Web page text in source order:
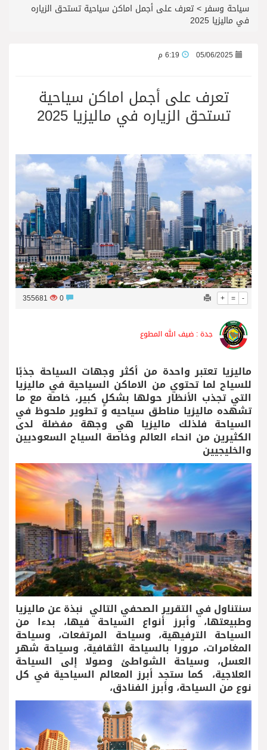
إطلالة شعت وجهة سياحية جديدة وإبهار ساحر على بحر العرب والطبيعة الخلابة في ظفار
من المخيّمات الصيفية إلى المغامرات العائلية…أيامٌ لا تُنسى تجمع العائلة في دبي
سياحة وسفر>تعرف على أجمل اماكن سياحية تستحق الزياره
في ماليزيا 2025
05/06/2025
تعرف على أجمل اماكن سياحية
تستحق الزياره في ماليزيا 2025
+ = -
355681
جدة : ضيف الله المطوع
ماليزيا تعتبر واحدة من أكثر وجهات السياحة جذبًا
للسياح لما تحتوي من الاماكن السياحية في ماليزيا
التي تجذب الأنظار حولها بشكلٍ كبير، خاصة مع ما
تشهده ماليزيا مناطق سياحيه و تطوير ملحوظ في
السياحة فلذلك ماليزيا هي وجهة مفضلة لدى
الكثيرين من انحاء العالم وخاصة السياح السعوديين
والخليجيين
سنتناول في التقرير الصحفي التالي نبذة عن ماليزيا
وطبيعتها، وأبرز أنواع السياحة فيها، بدءا من
السياحة الترفيهية، وسياحة المرتفعات، وسياحة
المغامرات، مرورا بالسياحة الثقافية، وسياحة شهر
العسل، وسياحة الشواطئ وصولا إلى السياحة
العلاجية، كما ستجد أبرز المعالم السياحية في كل
نوع من السياحة، وأبرز الفنادق،